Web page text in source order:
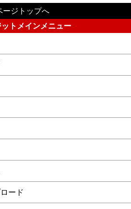
ージトップへ
トメインメニュー
ード